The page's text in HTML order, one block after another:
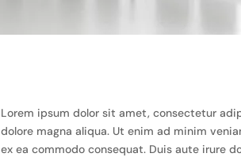
Lorem ipsum dolor sit amet, consectetur
dolore magna aliqua. Ut enim ad minim
ex ea commodo consequat. Duis aute irure